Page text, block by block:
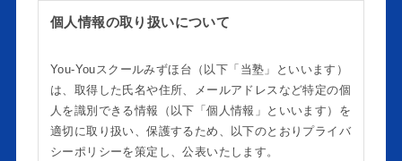
個人情報の取り扱いについて
You-Youスクールみずほ台（以下「当塾」といいます）
は、取得した氏名や住所、メールアドレスなど特定の個
人を識別できる情報（以下「個人情報」といいます）を
適切に取り扱い、保護するため、以下のとおりプライバ
シーポリシーを策定し、公表いたします。